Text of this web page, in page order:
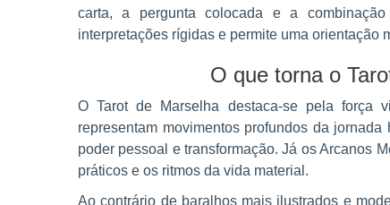
carta, a pergunta colocada e a
interpretações rígidas e permite uma orientação
O que torna o
O Tarot de Marselha destaca-se pela força
representam movimentos profundos da
poder pessoal e transformação. Já os Arcanos
práticos e os ritmos da vida material.
Ao contrário de baralhos mais ilustrados e